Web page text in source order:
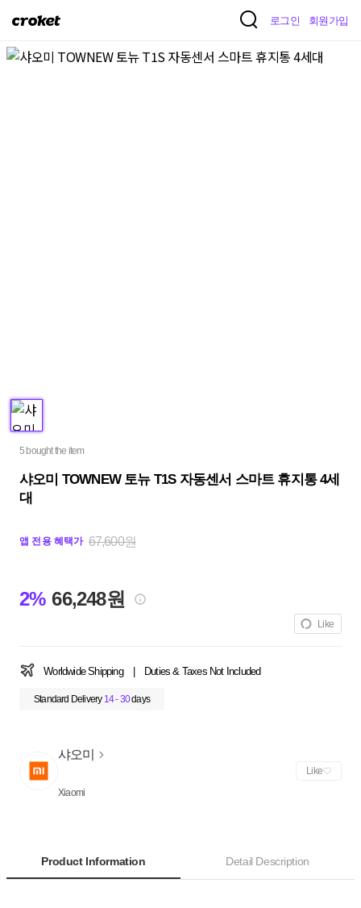
크
켓
로그인 회원가입
5 bought the item
샤오미 TOWNEW 토뉴 T1S 자동센서 스마트 휴지통 4세
대
앱 전용 혜택가 67,600원
2% 66,248원
Like
Worldwide Shipping Duties & Taxes Not Included
Standard Delivery 14 - 30days
샤오미
Xiaomi
Like
Product Information Detail Description